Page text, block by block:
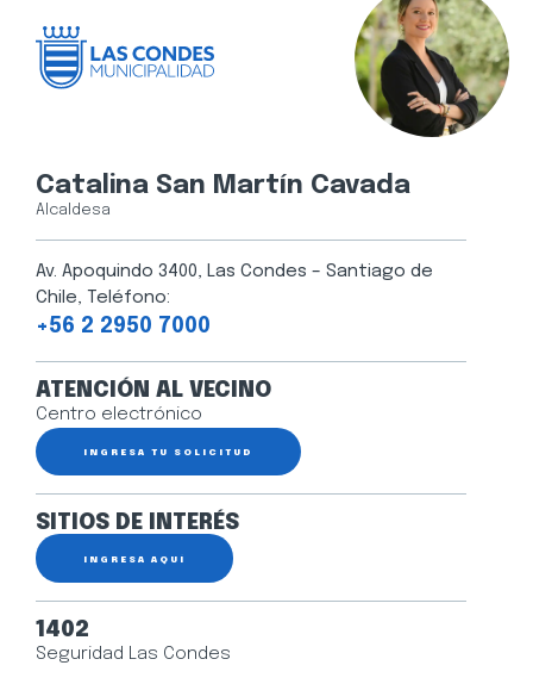
Catalina San Martín Cavada
Alcaldesa
Av. Apoquindo 3400, Las Condes – Santiago de
Chile, Teléfono:
+56 2 2950 7000
ATENCIÓN AL VECINO
Centro electrónico
INGRESA TU SOLICITUD
SITIOS DE INTERÉS
INGRESA AQUÍ
1402
Seguridad Las Condes